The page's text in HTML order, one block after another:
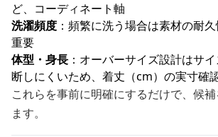
ど、コーディネート軸
洗濯頻度 ：頻繁に洗う場合は素材の耐
重要
体型・身長 ：オーバーサイズ設計はサ
断しにくいため、着丈（cm）の実寸確
これらを事前に明確にするだけで、候
ます。